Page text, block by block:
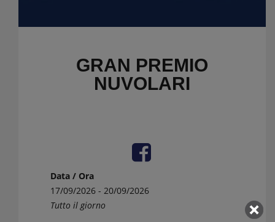
GRAN PREMIO
NUVOLARI
Data / Ora
17/09/2026 - 20/09/2026
Tutto il giorno